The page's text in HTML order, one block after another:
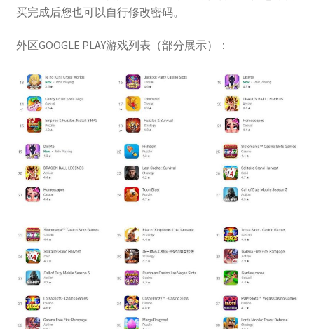
买完成后您也可以自行修改密码。
外区GOOGLE PLAY游戏列表（部分展示）：